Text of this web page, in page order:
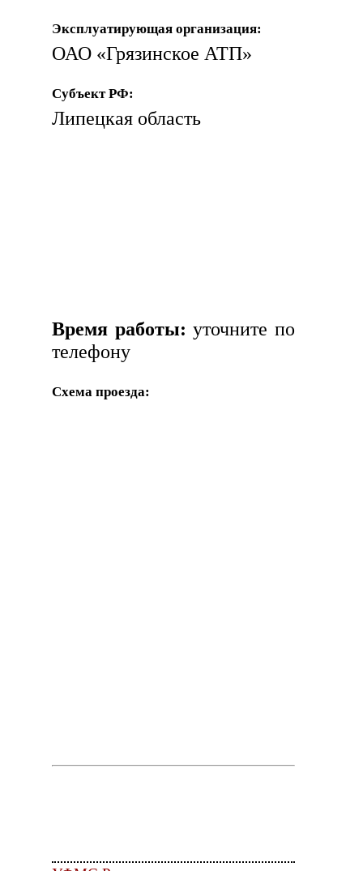
Эксплуатирующая организация:
ОАО «Грязинское АТП»
Субъект РФ:
Липецкая область
Время работы: уточните по
телефону
Схема проезда: